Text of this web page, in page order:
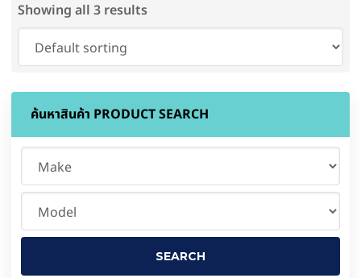
Showing all 3 results
ค้นหาสินค้า PRODUCT SEARCH